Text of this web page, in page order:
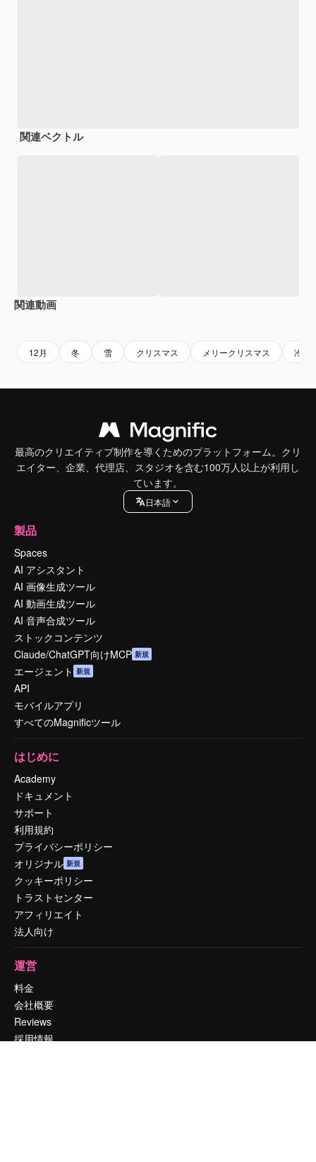
関連ベクトル
関連動画
12月 冬 雪 クリスマス メリークリスマス 冷た
最高のクリエイティブ制作を導くためのプラットフォーム。クリ
エイター、企業、代理店、スタジオを含む100万人以上が利用し
ています。
日本語
製品
Spaces
AI アシスタント
AI 画像生成ツール
AI 動画生成ツール
AI 音声合成ツール
ストックコンテンツ
Claude/ChatGPT向けMCP 新規
エージェント 新規
API
モバイルアプリ
すべてのMagnificツール
はじめに
Academy
ドキュメント
サポート
利用規約
プライバシーポリシー
オリジナル 新規
クッキーポリシー
トラストセンター
アフィリエイト
法人向け
運営
料金
会社概要
Reviews
採用情報